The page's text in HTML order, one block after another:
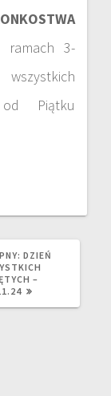
ramach 3-
od Piątku
DZIEŃ
–